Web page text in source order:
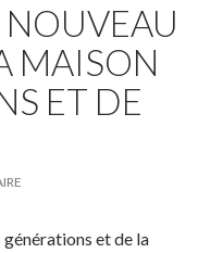
NOUVEAU
MAISON
ET DE
générations et de la